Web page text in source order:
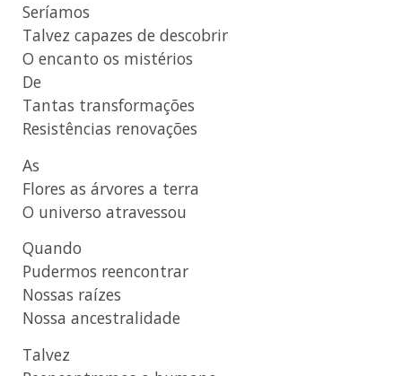
Seríamos
Talvez capazes de descobrir
O encanto os mistérios
De
Tantas transformações
Resistências renovações
As
Flores as árvores a terra
O universo atravessou
Quando
Pudermos reencontrar
Nossas raízes
Nossa ancestralidade
Talvez